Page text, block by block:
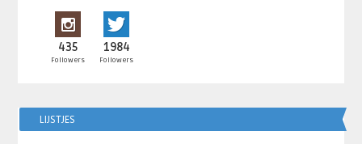
435
Followers
1984
Followers
LIJSTJES